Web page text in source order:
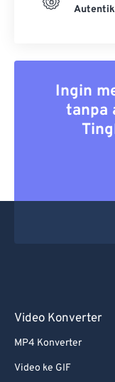
Ingin
tanpa
Video Konverter
MP4 Konverter
Video ke GIF